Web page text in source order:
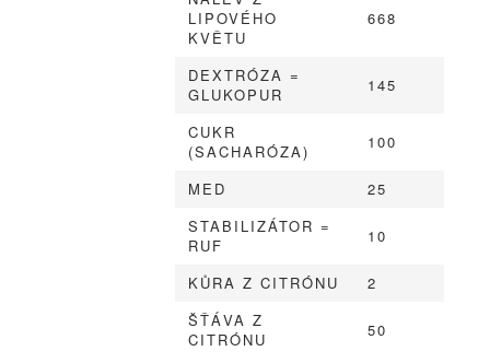
LIPOVÉHO
KVĚTU
668
DEXTRÓZA =
GLUKOPUR
145
CUKR
(SACHARÓZA)
100
MED
25
STABILIZÁTOR =
RUF
10
KŮRA Z CITRÓNU
2
ŠŤÁVA Z
CITRÓNU
50